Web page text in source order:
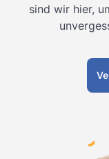
sind wir hier,